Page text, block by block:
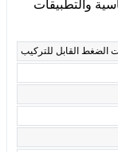
والتطبيقات